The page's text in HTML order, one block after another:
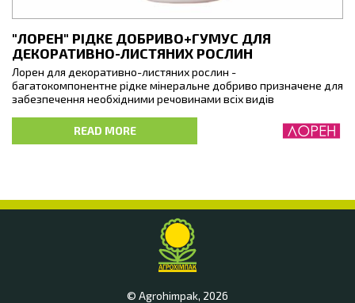
"ЛОРЕН" РІДКЕ ДОБРИВО+ГУМУС ДЛЯ
ДЕКОРАТИВНО-ЛИСТЯНИХ РОСЛИН
Лорен для декоративно-листяних рослин -
багатокомпонентне рідке мінеральне добриво призначене для
забезпечення необхідними речовинами всіх видів
росту і розвитку рослин, формуванню міцної кореневої
системи та пишної зеленої маси.
READ MORE
© Agrohimpak, 2026